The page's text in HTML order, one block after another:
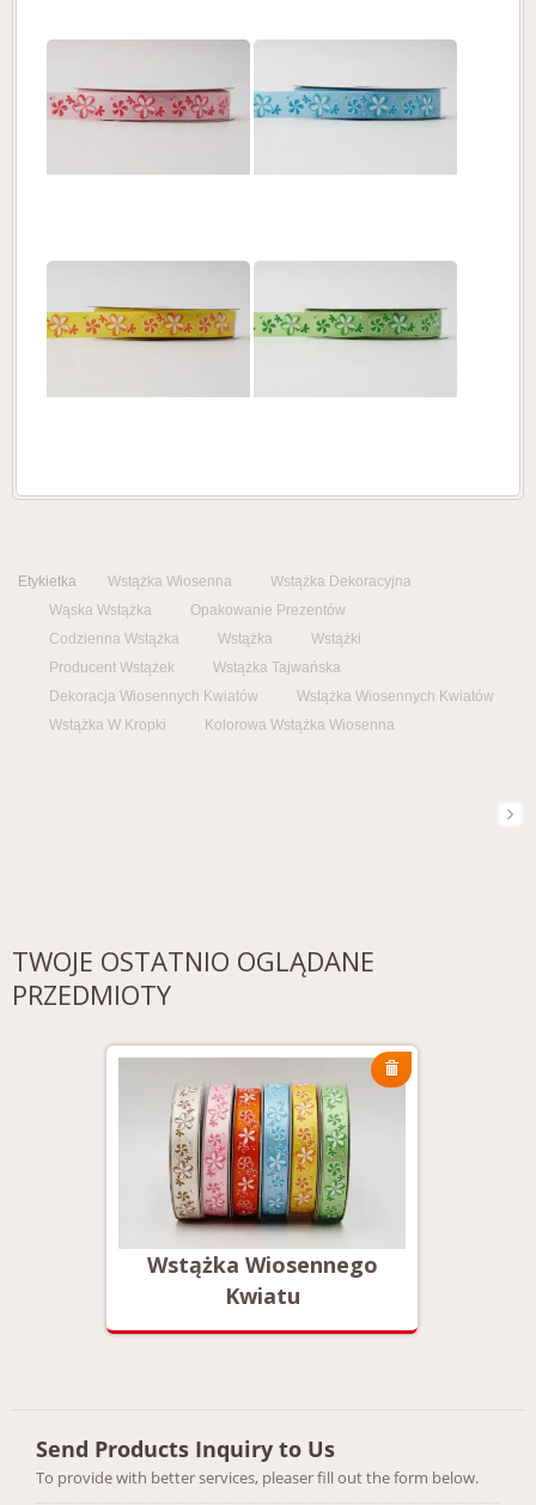
Etykietka Wstążka Wiosenna
Wstążka Dekoracyjna
Wąska Wstążka
Opakowanie Prezentów
Codzienna Wstążka
Wstążka
Wstążki
Producent Wstążek
Wstążka Tajwańska
Dekoracja Wiosennych Kwiatów
Wstążka Wiosennych Kwiatów
Wstążka W Kropki
Kolorowa Wstążka Wiosenna
TWOJE OSTATNIO OGLĄDANE
PRZEDMIOTY
Wstążka Wiosennego
Kwiatu